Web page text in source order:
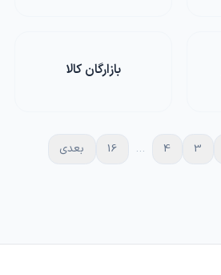
بازارگان کالا
3
4
…
16 بعدی